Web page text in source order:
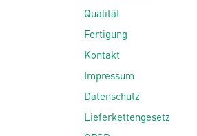
Qualität
Fertigung
Kontakt
Impressum
Datenschutz
Lieferkettengesetz